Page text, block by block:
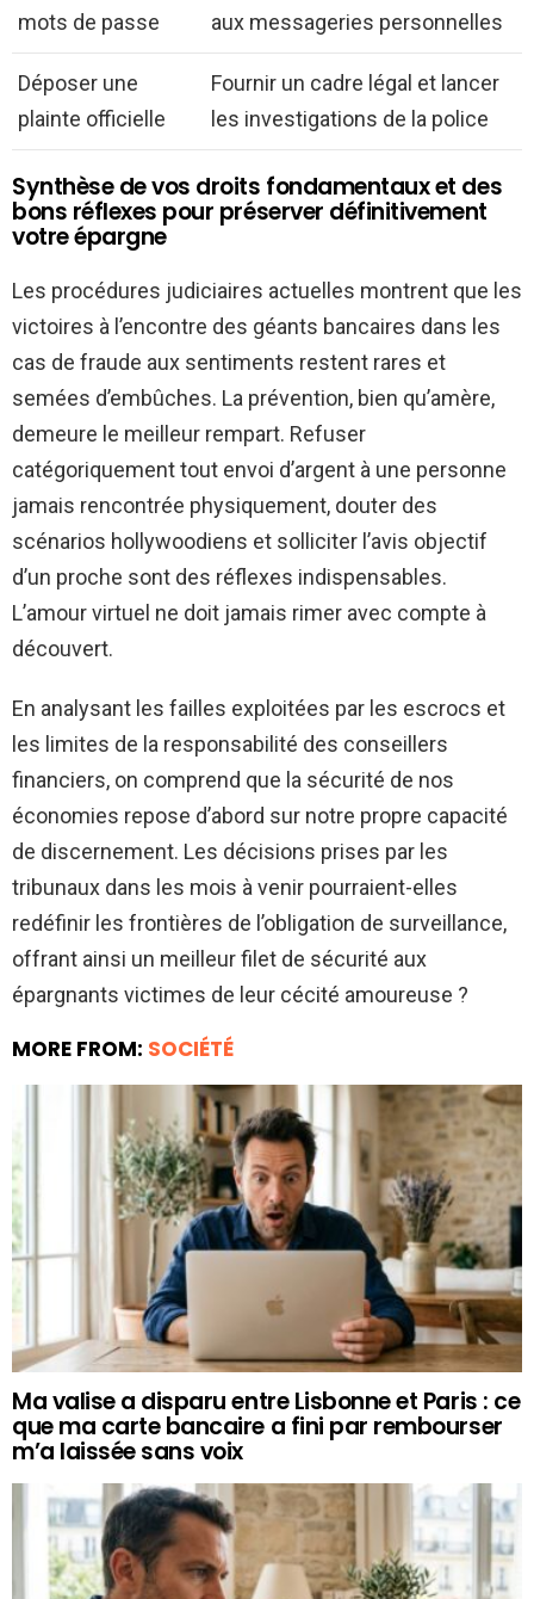
mots de passe
aux messageries personnelles
Déposer une
plainte officielle
Fournir un cadre légal et lancer
les investigations de la police
Synthèse de vos droits fondamentaux et des
bons réflexes pour préserver définitivement
votre épargne
Les procédures judiciaires actuelles montrent que les
victoires à l’encontre des géants bancaires dans les
cas de fraude aux sentiments restent rares et
semées d’embûches. La prévention, bien qu’amère,
demeure le meilleur rempart. Refuser
catégoriquement tout envoi d’argent à une personne
jamais rencontrée physiquement, douter des
scénarios hollywoodiens et solliciter l’avis objectif
d’un proche sont des réflexes indispensables.
L’amour virtuel ne doit jamais rimer avec compte à
découvert.
En analysant les failles exploitées par les escrocs et
les limites de la responsabilité des conseillers
financiers, on comprend que la sécurité de nos
économies repose d’abord sur notre propre capacité
de discernement. Les décisions prises par les
tribunaux dans les mois à venir pourraient-elles
redéfinir les frontières de l’obligation de surveillance,
offrant ainsi un meilleur filet de sécurité aux
épargnants victimes de leur cécité amoureuse ?
MORE FROM: SOCIÉTÉ
Ma valise a disparu entre Lisbonne et Paris : ce
que ma carte bancaire a fini par rembourser
m’a laissée sans voix